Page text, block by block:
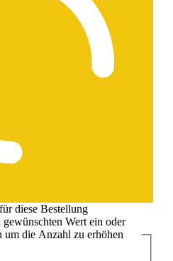
diese Bestellung
Wert ein oder
um die Anzahl zu erhöhen